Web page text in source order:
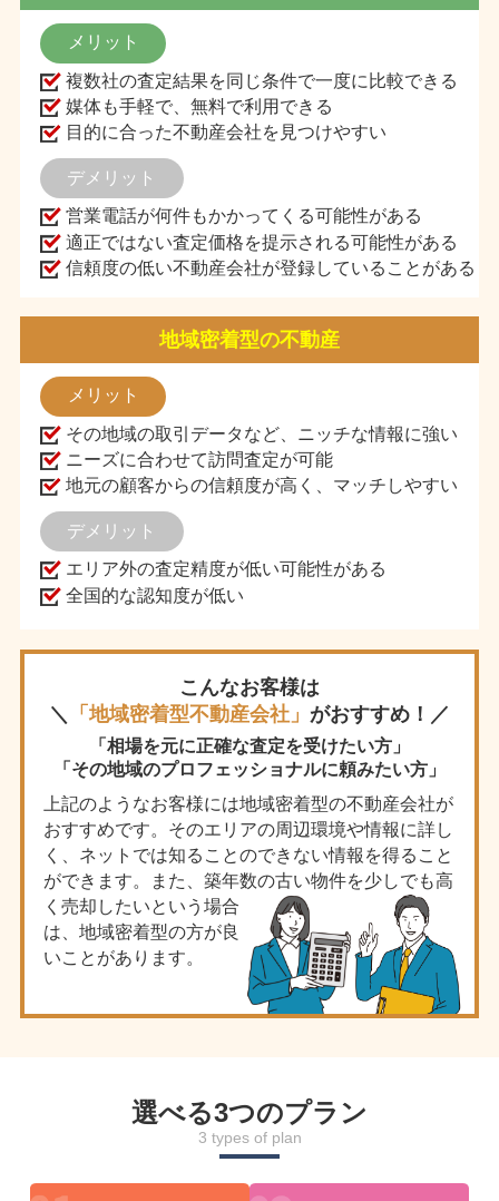
メリット
複数社の査定結果を同じ条件で一度に比較できる
媒体も手軽で、無料で利用できる
目的に合った不動産会社を見つけやすい
デメリット
営業電話が何件もかかってくる可能性がある
適正ではない査定価格を提示される可能性がある
信頼度の低い不動産会社が登録していることがある
地域密着型の不動産
メリット
その地域の取引データなど、ニッチな情報に強い
ニーズに合わせて訪問査定が可能
地元の顧客からの信頼度が高く、マッチしやすい
デメリット
エリア外の査定精度が低い可能性がある
全国的な認知度が低い
こんなお客様は
＼
「地域密着型不動産会社」 がおすすめ！／
「相場を元に正確な査定を受けたい方」
「その地域のプロフェッショナルに頼みたい方」
上記のようなお客様には地域密着型の不動産会社が
おすすめです。そのエリアの周辺環境や情報に詳し
く、ネットでは知ることのできない情報を得ること
ができます。また、築年数の古い物件を少しでも高
く売却したいという場合
は、地域密着型の方が良
いことがあります。
選べる3つのプラン
3 types of plan